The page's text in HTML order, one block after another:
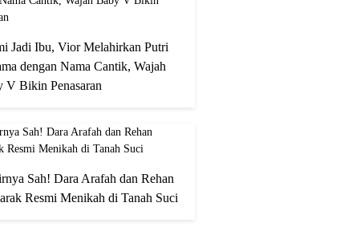
Jadi Ibu, Vior Melahirkan Putri
dengan Nama Cantik, Wajah
V Bikin Penasaran
Sah! Dara Arafah dan Rehan
Resmi Menikah di Tanah Suci